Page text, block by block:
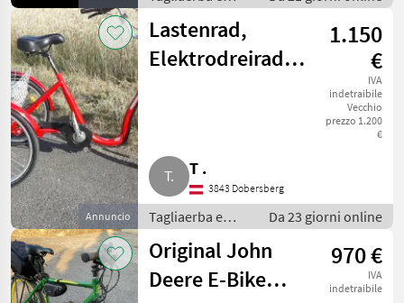
macchine da
giardinaggio /
Attrezzatura
sportiva
Annuncio
Lastenrad,
Elektrodreirad,
1.150
€
IVA
indetraibile
Vecchio
prezzo 1.200
€
T .
3843 Dobersberg
Tagliaerba e
macchine da
giardinaggio /
Attrezzatura
sportiva
Da 23 giorni online
Original John
Deere E-Bike
970 €
IVA
indetraibile